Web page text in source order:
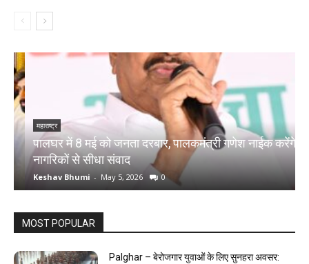
महाराष्ट्र
पालघर में 8 मई को जनता दरबार, पालकमंत्री गणेश नाईक करेंगे
नागरिकों से सीधा संवाद
Keshav Bhumi - May 5, 2026 0
MOST POPULAR
Palghar – बेरोजगार युवाओं के लिए सुनहरा अवसर: